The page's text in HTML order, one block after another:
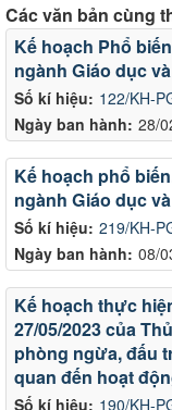
Các văn bản cùng
Số kí hiệu: 122/KH-
Ngày ban hành: 28/
Kế hoạch Phổ
ngành Giáo dục
Số kí hiệu: 219/KH-
Ngày ban hành: 08/
Kế hoạch phổ
ngành Giáo dục
Số kí hiệu: 190/KH-
Kế hoạch thực
27/05/2023 của
phòng ngừa, đấu
quan đến hoạt